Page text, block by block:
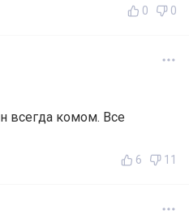
0 0
всегда комом. Все
6 11